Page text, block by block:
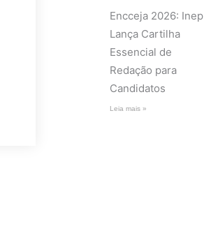
Encceja 2026: Inep
Lança Cartilha
Essencial de
Redação para
Candidatos
Leia mais »